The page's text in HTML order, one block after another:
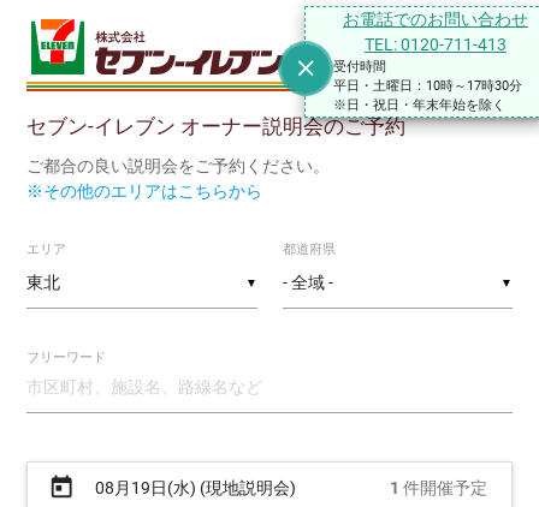
セブン-イレブン オーナー説明会のご予約
ご都合の良い説明会をご予約ください。
※その他のエリアはこちらから
▼
エリア
▼
都道府県
フリーワード
1 件開催予定
today 08月19日(水) (現地説明会)
close
お電話でのお問い合わせ
TEL: 0120-711-413
受付時間
平日・土曜日：10時～17時30分
※日・祝日・年末年始を除く